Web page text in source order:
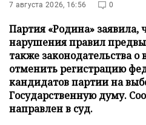
7 августа 2026, 16:56 0
Партия «Родина» заявила,
нарушения правил
также законодательства о
отменить регистрацию
кандидатов партии на
Государственную думу.
направлен в суд.